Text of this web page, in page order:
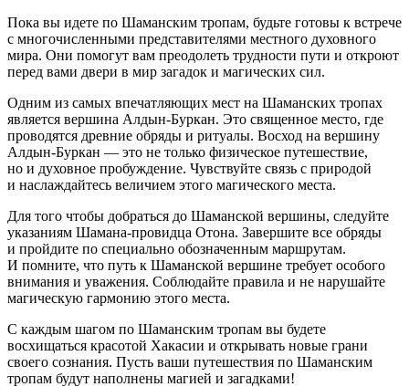
Пока вы идете по Шаманским тропам, будьте готовы к встрече
с многочисленными представителями местного духовного
мира. Они помогут вам преодолеть трудности пути и откроют
перед вами двери в мир загадок и магических сил.
Одним из самых впечатляющих мест на Шаманских тропах
является вершина Алдын-Буркан. Это священное место, где
проводятся древние обряды и ритуалы. Восход на вершину
Алдын-Буркан — это не только физическое путешествие,
но и духовное пробуждение. Чувствуйте связь с природой
и наслаждайтесь величием этого магического места.
Для того чтобы добраться до Шаманской вершины, следуйте
указаниям Шамана-провидца Отона. Завершите все обряды
и пройдите по специально обозначенным маршрутам.
И помните, что путь к Шаманской вершине требует особого
внимания и уважения. Соблюдайте правила и не нарушайте
магическую гармонию этого места.
С каждым шагом по Шаманским тропам вы будете
восхищаться красотой Хакасии и открывать новые грани
своего сознания. Пусть ваши путешествия по Шаманским
тропам будут наполнены магией и загадками!